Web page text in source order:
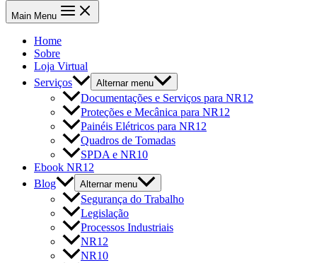
Main Menu
Home
Sobre
Loja Virtual
Serviços
Alternar menu
Documentações e Serviços para NR12
Proteções e Mecânica para NR12
Painéis Elétricos para NR12
Quadros de Tomadas
SPDA e NR10
Ebook NR12
Blog
Alternar menu
Segurança do Trabalho
Legislação
Processos Industriais
NR12
NR10